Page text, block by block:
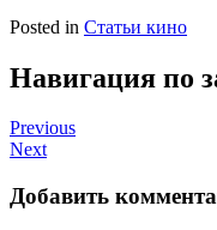
Posted in Статьи кино
Навигация по
Previous
Next
Добавить